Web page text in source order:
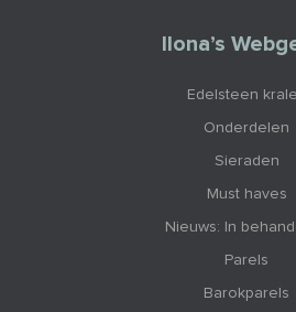
Ilona’s
Edelsteen
Onderdelen
Sieraden
Must haves
Nieuws: In
Parels
Barokparels